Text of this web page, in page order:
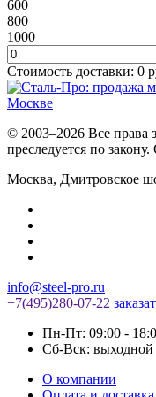
600
800
1000
Стоимость доставки: 0
© 2003–2026 Все
преследуется по
Москва, Дмитровское
info@steel-pro.ru
+7(495)280-07-22
Пн-Пт: 09:00 -
Cб-Вск: выходной
О компании